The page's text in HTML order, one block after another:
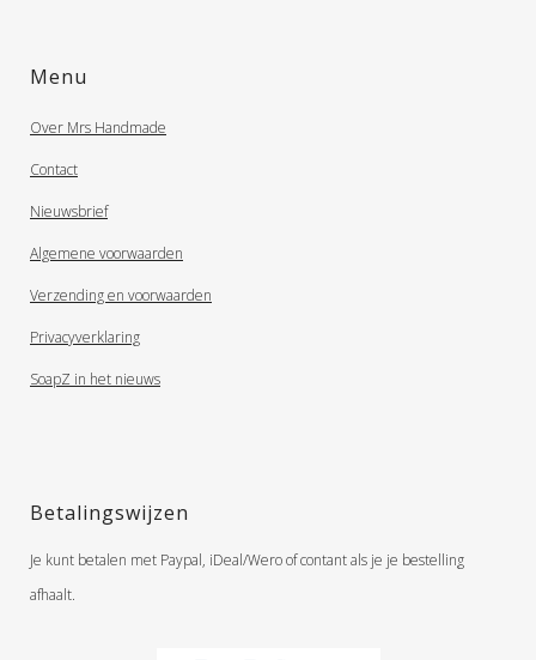
Menu
Over Mrs Handmade
Contact
Nieuwsbrief
Algemene voorwaarden
Verzending en voorwaarden
Privacyverklaring
SoapZ in het nieuws
Betalingswijzen
Je kunt betalen met Paypal, iDeal/Wero of contant als je je bestelling
afhaalt.